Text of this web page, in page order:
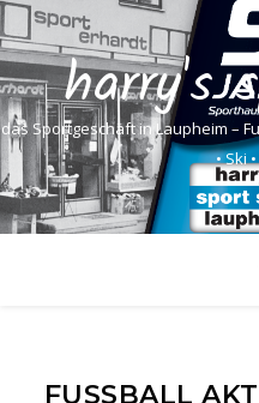
harry's
das Sportgeschäft in Laupheim –
• Ski
FUSSBALL